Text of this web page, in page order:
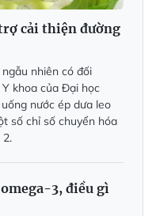
cải thiện đường
nhiên có đối
khoa của Đại học
nước ép dưa leo
số chỉ số chuyển hóa
2.
3, điều gì